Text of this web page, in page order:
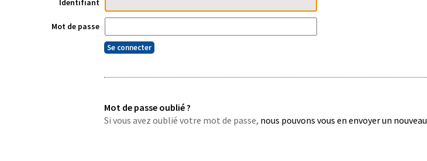
Identifiant
Mot de passe
Mot de passe oublié ?
Si vous avez oublié votre mot de passe, nous pouvons vous en envoyer un nouveau